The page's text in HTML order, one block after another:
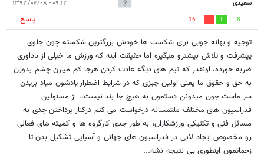
سعیدی ۰۹:۱۳ - ۱۳۹۳/۰۷/۰۸
8
16
پاسخ
توجیه و بهانه جویی برای شکست ها خودش بزرگترین شکسته چون جلوی
پیشرفت و تلاش بیشترو میگیره اما حقیقت اینه که ورزش ما خیلی از ناداوری
ضربه خورده، اونقدر که تیم های دیگه عادت کردن هرجا کم میارن چشم بدوزن
به حق و حقوق ما یعنی اولین چیزی که در شرایط اضطرار یادشون میاد بریدن
سر ماست جون میدونن دستمون به هیچ جا بند نیست.. از مسئولین
فدراسیون های مختلف ملتمسانه درخواست می کنم درکنار پرداختن جدی به
مسائل فنی و تکنیکی ورزشکاران، به طور جدی کارگروه ها و کمیته های فعالی
رو مخصوص ایجاد لابی در فدراسیون های جهانی و آسیایی تشکیل بدن تا
زحماتمون اینطوری بی نتیجه نشه...